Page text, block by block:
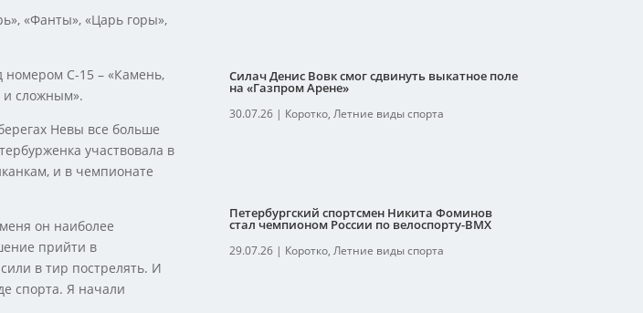
«Фанты», «Царь горы»,
номером С-15 – «Камень,
и сложным».
Невы все больше
участвовала в
и в чемпионате
он наиболее
прийти в
в тир пострелять. И
спорта. Я начали
Силач Денис Вовк смог сдвинуть выкатное поле
на «Газпром Арене»
30.07.26| Коротко, Летние виды спорта
Петербургский спортсмен Никита Фоминов
стал чемпионом России по велоспорту-ВМХ
29.07.26| Коротко, Летние виды спорта